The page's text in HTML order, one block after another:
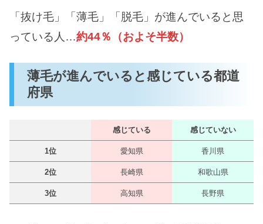
「抜け毛」「薄毛」「脱毛」が進んでいると思
っている人…約44％（およそ半数）
薄毛が進んでいると感じている都道
府県
感じている 感じていない
1位 愛知県 香川県
2位 長崎県 和歌山県
3位 高知県 長野県